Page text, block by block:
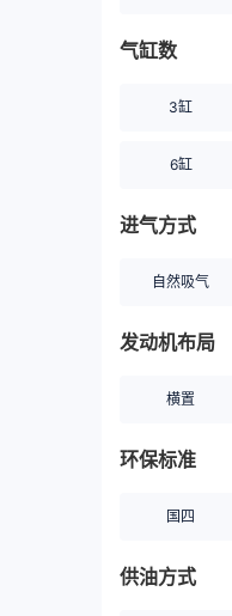
气缸数
3缸
6缸
进气方式
自然吸气
发动机布局
横置
环保标准
国四
供油方式